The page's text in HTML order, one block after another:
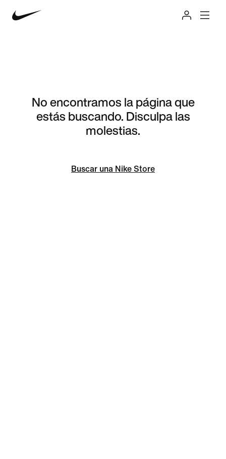
No encontramos la página que
estás buscando. Disculpa las
molestias.
Buscar una Nike Store